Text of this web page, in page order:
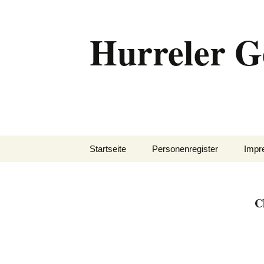
Hurreler
Startseite Personenregister